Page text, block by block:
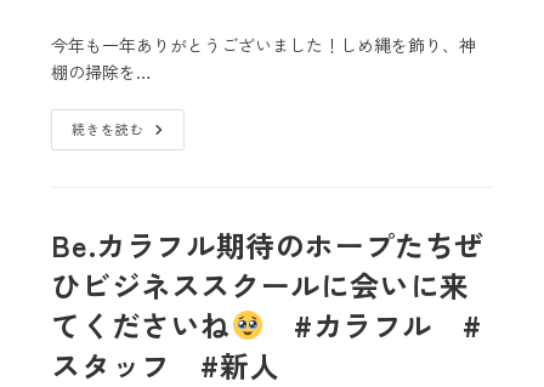
今年も一年ありがとうございました！しめ縄を飾り、神
棚の掃除を…
続きを読む
Be.カラフル期待のホープたちぜ
ひビジネススクールに会いに来
てくださいね
#カラフル #
スタッフ #新人